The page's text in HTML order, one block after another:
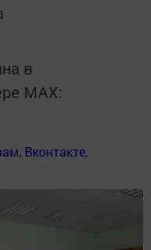
в
MАХ:
, Вконтакте,